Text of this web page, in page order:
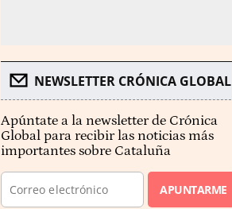
NEWSLETTER CRÓNICA GLOBAL
Apúntate a la newsletter de Crónica
Global para recibir las noticias más
importantes sobre Cataluña
APUNTARME